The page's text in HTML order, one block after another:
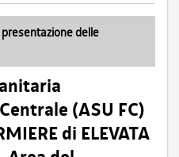
delle
(ASU FC)
di ELEVATA